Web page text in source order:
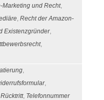
Marketing und Recht,
,Recht der Amazon-
Existenzgründer,
,
,
,Rücktritt, Telefonnummer